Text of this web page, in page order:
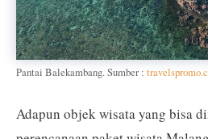
Pantai Balekambang. Sumber :
Adapun objek wisata yang bisa